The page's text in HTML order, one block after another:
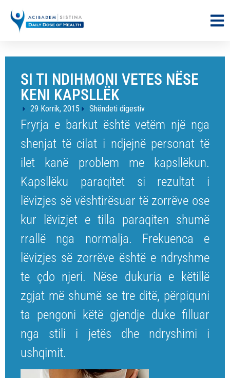
SI TI NDIHMONI VETES NËSE
KENI KAPSLLËK
29 Korrik, 2015 Shëndeti digestiv
Fryrja e barkut është vetëm një nga
shenjat të cilat i ndjejnë personat të
ilet kanë problem me kapsllëkun.
Kapsllëku paraqitet si rezultat i
lëvizjes së vështirësuar të zorrëve ose
kur lëvizjet e tilla paraqiten shumë
rrallë nga normalja. Frekuenca e
lëvizjes së zorrëve është e ndryshme
te çdo njeri. Nëse dukuria e këtillë
zgjat më shumë se tre ditë, përpiquni
ta pengoni këtë gjendje duke filluar
nga stili i jetës dhe ndryshimi i
ushqimit.